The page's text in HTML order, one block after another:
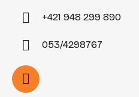
+421 948 299 890
053/4298767